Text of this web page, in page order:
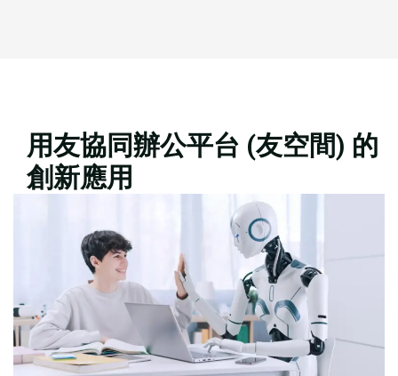
用友協同辦公平台 (友空間) 的
創新應用